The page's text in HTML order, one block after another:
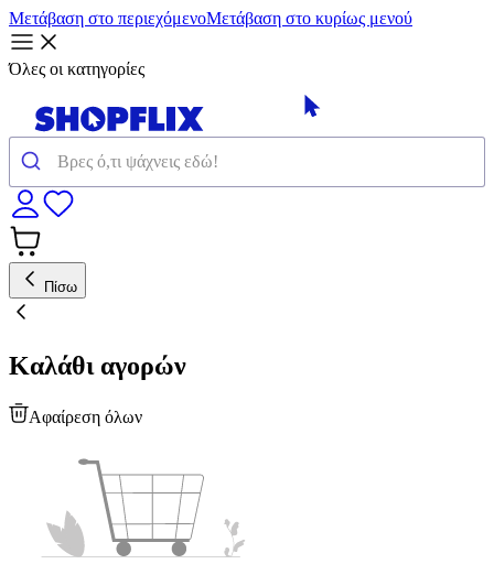
Μετάβαση στο περιεχόμενοΜετάβαση στο κυρίως μενού
Όλες οι κατηγορίες
Πίσω
Καλάθι αγορών
Αφαίρεση όλων